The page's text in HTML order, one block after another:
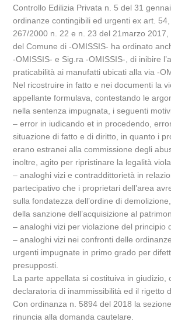
Controllo Edilizia Privata n. 5 del 31
ordinanze contingibili ed urgenti ex art.
267/2000 n. 22 e n. 23 del 21marzo 2017,
del Comune di -OMISSIS- ha ordinato
-OMISSIS- e Sig.ra -OMISSIS-, di inibire
praticabilità ai manufatti ubicati alla via -
Nel ricostruire in fatto e nei documenti la
appellante formulava, contestando le
nella sentenza impugnata, i seguenti
– error in iudicando et in procedendo,
situazione di fatto e di diritto, in quanto i
erano estranei alla commissione degli
inoltre, agito per ripristinare la legalità
– analoghi vizi e contraddittorietà in
partecipativo che i proprietari dell’area
sulla fondatezza dell’ordine di
della sanzione dell’acquisizione al
– analoghi vizi per violazione del principio
– analoghi vizi nei confronti delle
urgenti impugnate in primo grado per
presupposti.
La parte appellata si costituiva in giudizio,
declaratoria di inammissibilità ed il rigetto
Con ordinanza n. 5894 del 2018 la
rinuncia alla domanda cautelare.